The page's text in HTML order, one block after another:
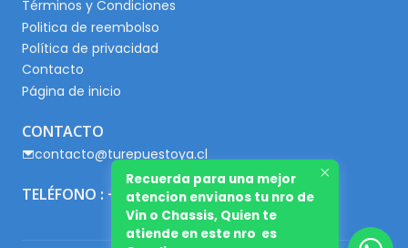
Términos y Condiciones
Politica de reembolso
Política de privacidad
Contacto
Página de inicio
CONTACTO
contacto@turepuestoya.cl
TELÉFONO : +56 9 65667345
Recuerda para una mejor
atencion envianos tu nro de
Vin o Chassis, Quien te
atiende en este nro es